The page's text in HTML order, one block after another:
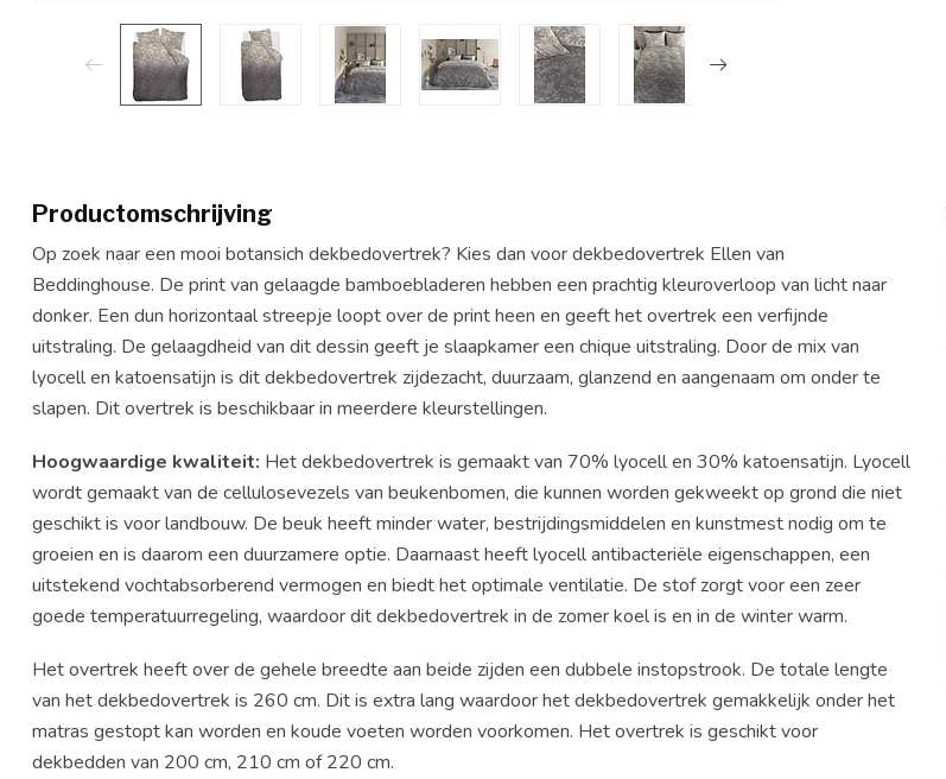
Productomschrijving
Op zoek naar een mooi botansich dekbedovertrek? Kies dan voor dekbedovertrek Ellen van
Beddinghouse. De print van gelaagde bamboebladeren hebben een prachtig kleuroverloop van licht naar
donker. Een dun horizontaal streepje loopt over de print heen en geeft het overtrek een verfijnde
uitstraling. De gelaagdheid van dit dessin geeft je slaapkamer een chique uitstraling. Door de mix van
lyocell en katoensatijn is dit dekbedovertrek zijdezacht, duurzaam, glanzend en aangenaam om onder te
slapen. Dit overtrek is beschikbaar in meerdere kleurstellingen.
Hoogwaardige kwaliteit: Het dekbedovertrek is gemaakt van 70% lyocell en 30% katoensatijn. Lyocell
wordt gemaakt van de cellulosevezels van beukenbomen, die kunnen worden gekweekt op grond die niet
geschikt is voor landbouw. De beuk heeft minder water, bestrijdingsmiddelen en kunstmest nodig om te
groeien en is daarom een duurzamere optie. Daarnaast heeft lyocell antibacteriële eigenschappen, een
uitstekend vochtabsorberend vermogen en biedt het optimale ventilatie. De stof zorgt voor een zeer
goede temperatuurregeling, waardoor dit dekbedovertrek in de zomer koel is en in de winter warm.
Het overtrek heeft over de gehele breedte aan beide zijden een dubbele instopstrook. De totale lengte
van het dekbedovertrek is 260 cm. Dit is extra lang waardoor het dekbedovertrek gemakkelijk onder het
matras gestopt kan worden en koude voeten worden voorkomen. Het overtrek is geschikt voor
dekbedden van 200 cm, 210 cm of 220 cm.